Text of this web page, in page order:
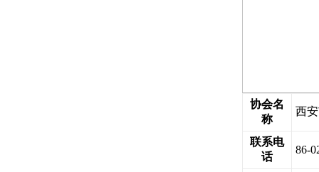
协会名
称
西
联系电
话
86-